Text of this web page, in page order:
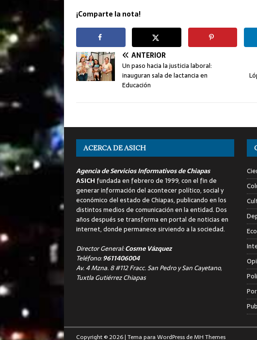
¡Comparte la nota!
ANTERIOR
Un paso hacia la justicia laboral:
inauguran sala de lactancia en
Educación
ACERCA DE ASICH
Agencia de Servicios Informativos de Chiapas
ASICH fundada en febrero de 1999, con el fin de
generar información del acontecer político, social y
económico del estado de Chiapas, publicando en los
distintos medios de comunicación en la entidad. Dos
años después se transforma en portal de noticias en
internet, donde permanece sirviendo a la sociedad.
Director General:Cosme Vázquez
Teléfono:9611406004
Av. 4 Mzna. 8 #112 Fracc. San Pedro y San Cayetano,
Tuxtla Gutiérrez Chiapas
Copyright © 2026 | Tema para WordPress deMH Themes